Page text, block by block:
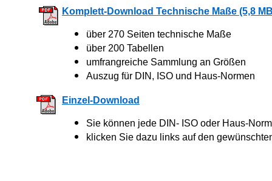
Komplett-Download Technische Maße (5,8
über 270 Seiten technische Maße
über 200 Tabellen
umfrangreiche Sammlung an Größen
Auszug für DIN, ISO und Haus-Normen
Einzel-Download
Sie können jede DIN- ISO oder Haus-
klicken Sie dazu links auf den